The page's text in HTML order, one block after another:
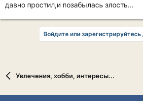
давно простил,и позабылась злость...
Войдите или зарегистрируйтесь
Увлечения, хобби, интересы...